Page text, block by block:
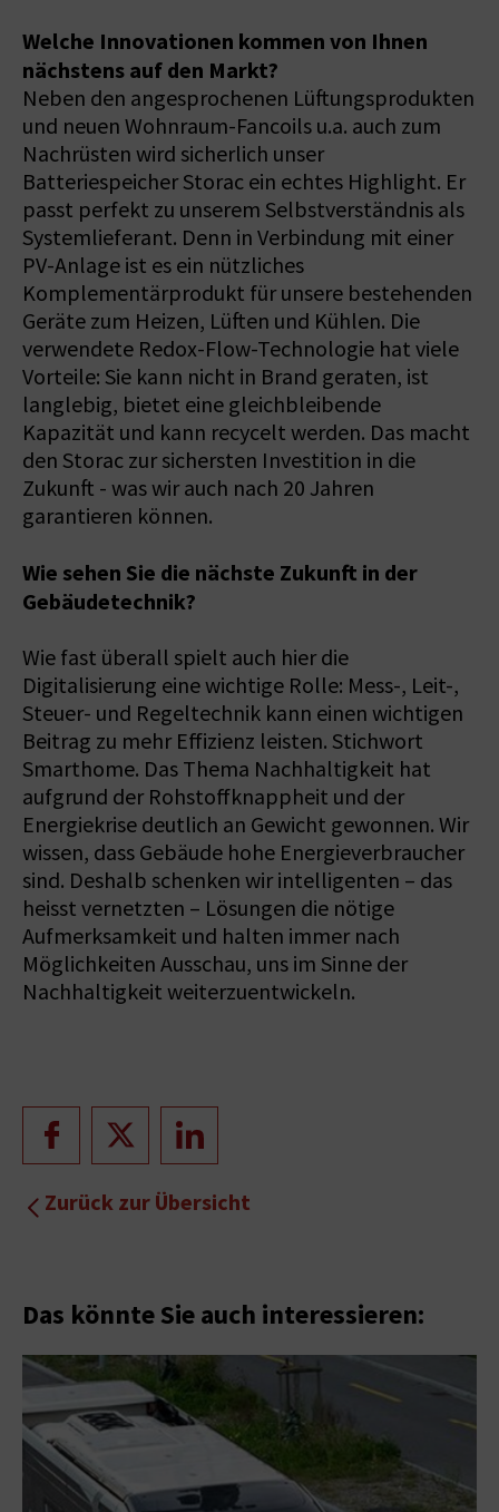
Welche Innovationen kommen von Ihnen
nächstens auf den Markt?
Neben den angesprochenen Lüftungsprodukten
und neuen Wohnraum-Fancoils u.a. auch zum
Nachrüsten wird sicherlich unser
Batteriespeicher Storac ein echtes Highlight. Er
passt perfekt zu unserem Selbstverständnis als
Systemlieferant. Denn in Verbindung mit einer
PV-Anlage ist es ein nützliches
Komplementärprodukt für unsere bestehenden
Geräte zum Heizen, Lüften und Kühlen. Die
verwendete Redox-Flow-Technologie hat viele
Vorteile: Sie kann nicht in Brand geraten, ist
langlebig, bietet eine gleichbleibende
Kapazität und kann recycelt werden. Das macht
den Storac zur sichersten Investition in die
Zukunft - was wir auch nach 20 Jahren
garantieren können.
Wie sehen Sie die nächste Zukunft in der
Gebäudetechnik?
Wie fast überall spielt auch hier die
Digitalisierung eine wichtige Rolle: Mess-, Leit-,
Steuer- und Regeltechnik kann einen wichtigen
Beitrag zu mehr Effizienz leisten. Stichwort
Smarthome. Das Thema Nachhaltigkeit hat
aufgrund der Rohstoffknappheit und der
Energiekrise deutlich an Gewicht gewonnen. Wir
wissen, dass Gebäude hohe Energieverbraucher
sind. Deshalb schenken wir intelligenten – das
heisst vernetzten – Lösungen die nötige
Aufmerksamkeit und halten immer nach
Möglichkeiten Ausschau, uns im Sinne der
Nachhaltigkeit weiterzuentwickeln.
Zurück zur Übersicht
Das könnte Sie auch interessieren: